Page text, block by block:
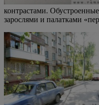
контрастами.
зарослями и палатками